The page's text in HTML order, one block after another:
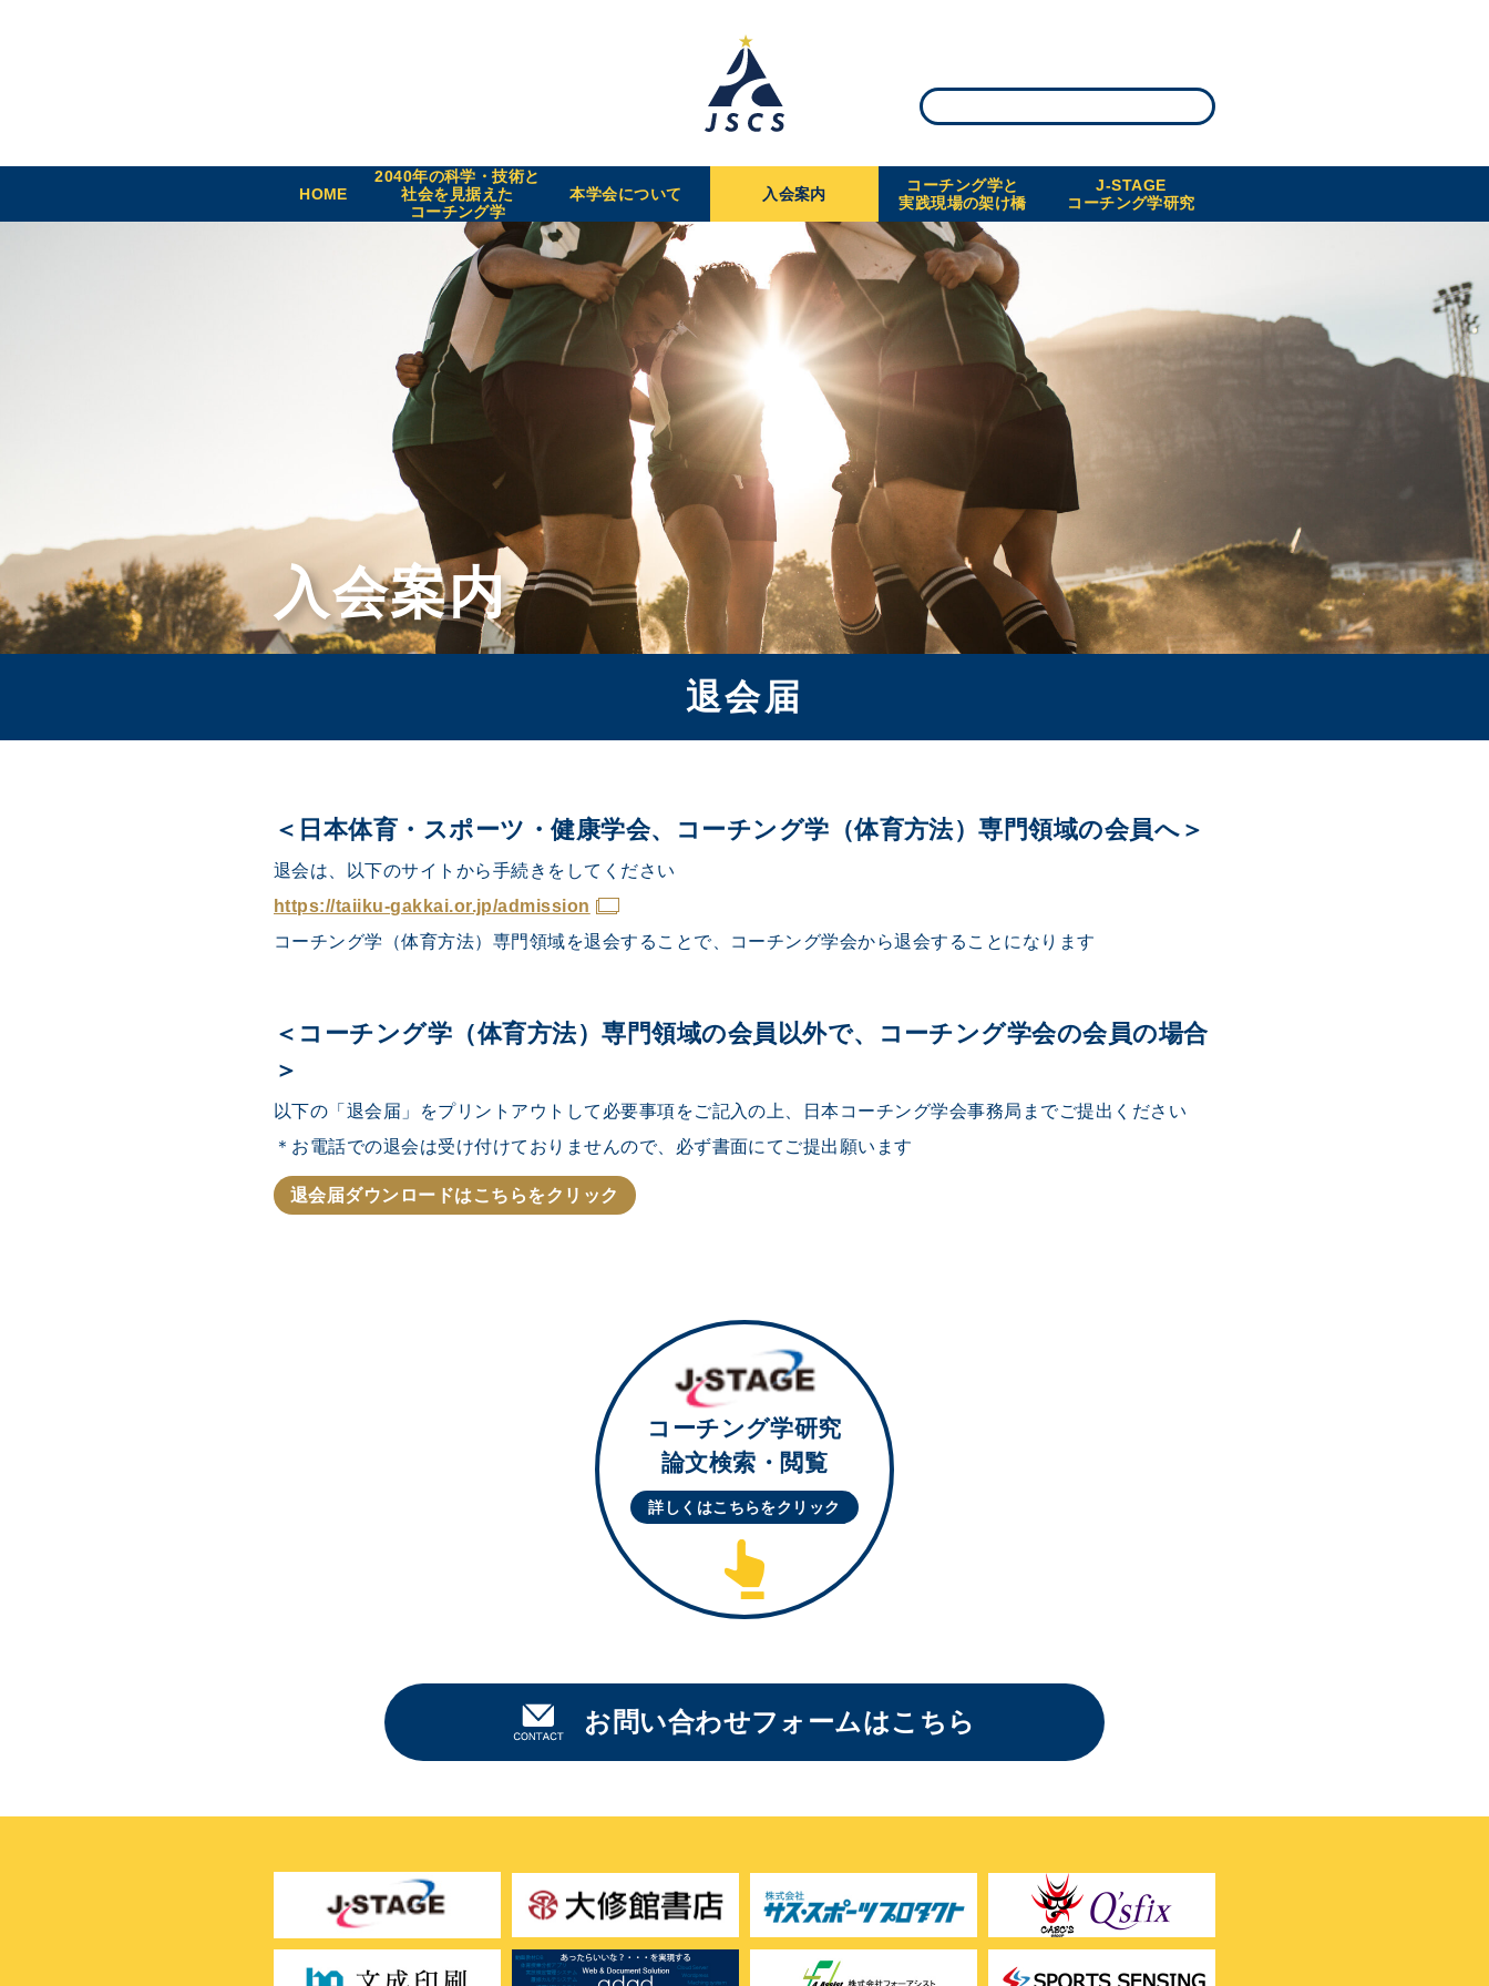
HOME
2040年の科学・技術と
社会を見据えた
コーチング学
本学会について 入会案内
コーチング学と
実践現場の架け橋
J-STAGE
コーチング学研究
入会案内
退会届
＜日本体育・スポーツ・健康学会、コーチング学（体育方法）専門領域の会員へ＞
退会は、以下のサイトから手続きをしてください
https://taiiku-gakkai.or.jp/admission
コーチング学（体育方法）専門領域を退会することで、コーチング学会から退会することになります
＜コーチング学（体育方法）専門領域の会員以外で、コーチング学会の会員の場合
＞
以下の「退会届」をプリントアウトして必要事項をご記入の上、日本コーチング学会事務局までご提出ください
＊お電話での退会は受け付けておりませんので、必ず書面にてご提出願います
退会届ダウンロードはこちらをクリック
コーチング学研究
論文検索・閲覧
詳しくはこちらをクリック
お問い合わせフォームはこちら